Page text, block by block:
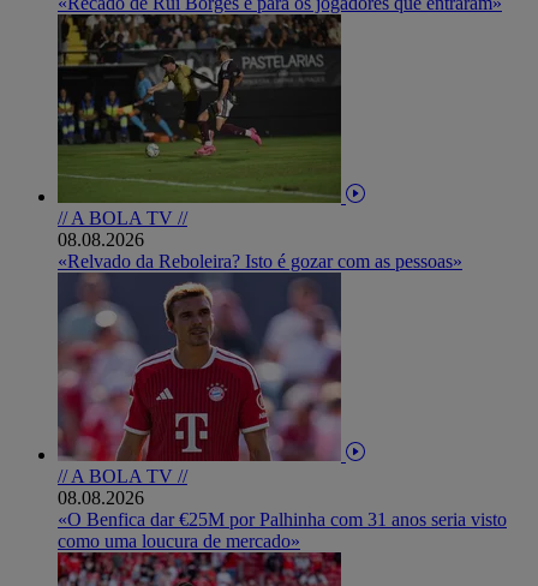
// A BOLA TV //
08.08.2026
«Relvado da Reboleira? Isto é gozar com as pessoas»
// A BOLA TV //
08.08.2026
«O Benfica dar €25M por Palhinha com 31 anos seria visto
como uma loucura de mercado»